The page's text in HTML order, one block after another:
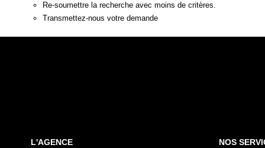
Re-soumettre la recherche avec moins de critères.
Transmettez-nous votre demande
L'AGENCE
NOS